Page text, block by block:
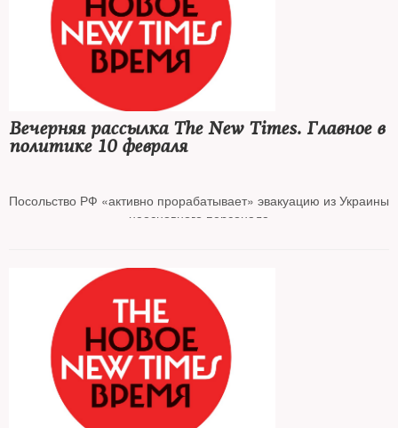
МИД РФ отказался принять коллективный ответ Запада на
письмо Лаврова по безопасности
ЕР начала зачистку базы членов партии к выборам-2024
Допинг в пробе российской фигуристки подтвержден
Вечерняя рассылка The New Times. Главное в
политике 10 февраля
Посольство РФ «активно прорабатывает» эвакуацию из Украины
неосновного персонала
Лавров назвал переговоры с Трасс разговором немого с глухим
Суд вынес приговор по делу канских подростков
Суд признал продление ареста Ивана Сафронова законным